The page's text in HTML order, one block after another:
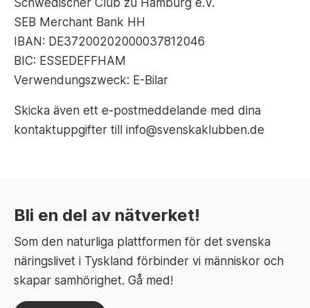
Schwedischer Club zu Hamburg e.V.
SEB Merchant Bank HH
IBAN: DE37200202000037812046
BIC: ESSEDEFFHAM
Verwendungszweck: E-Bilar
Skicka även ett e-postmeddelande med dina
kontaktuppgifter till info@svenskaklubben.de
Bli en del av nätverket!
Som den naturliga plattformen för det svenska
näringslivet i Tyskland förbinder vi människor och
skapar samhörighet. Gå med!